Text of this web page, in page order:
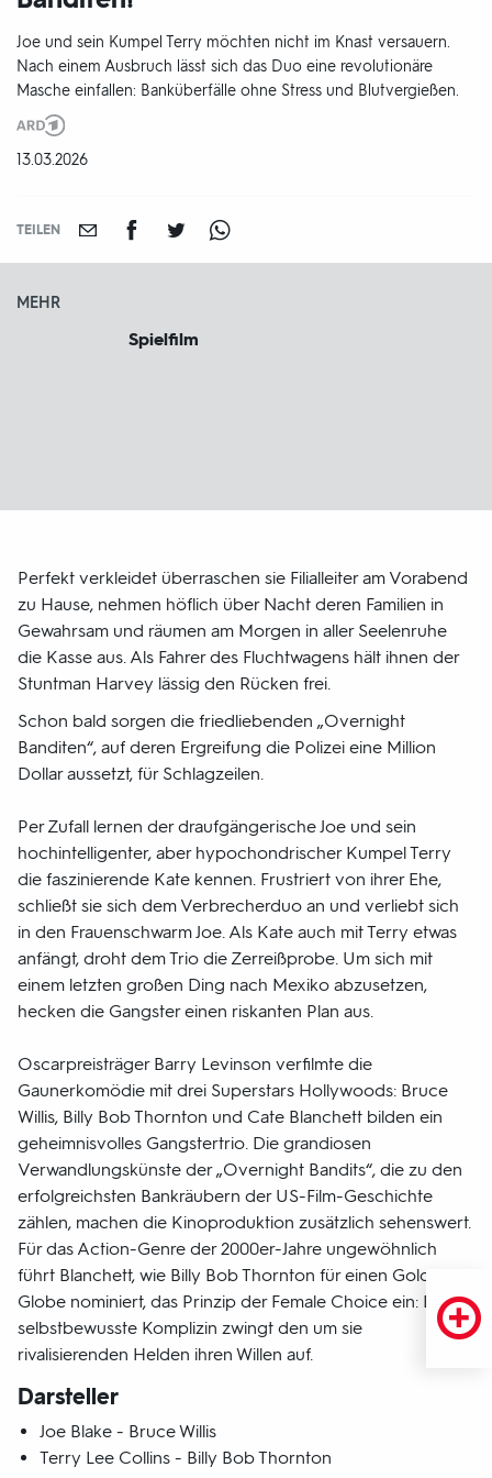
Joe und sein Kumpel Terry möchten nicht im Knast versauern.
Nach einem Ausbruch lässt sich das Duo eine revolutionäre
Masche einfallen: Banküberfälle ohne Stress und Blutvergießen.
Produktionsland
und
DATUM:
13.03.2026
TEILEN
MEHR
Spielfilm
Perfekt verkleidet überraschen sie Filialleiter am Vorabend
zu Hause, nehmen höflich über Nacht deren Familien in
Gewahrsam und räumen am Morgen in aller Seelenruhe
die Kasse aus. Als Fahrer des Fluchtwagens hält ihnen der
Stuntman Harvey lässig den Rücken frei.
Schon bald sorgen die friedliebenden „Overnight
Banditen“, auf deren Ergreifung die Polizei eine Million
Dollar aussetzt, für Schlagzeilen.
Per Zufall lernen der draufgängerische Joe und sein
hochintelligenter, aber hypochondrischer Kumpel Terry
die faszinierende Kate kennen. Frustriert von ihrer Ehe,
schließt sie sich dem Verbrecherduo an und verliebt sich
in den Frauenschwarm Joe. Als Kate auch mit Terry etwas
anfängt, droht dem Trio die Zerreißprobe. Um sich mit
einem letzten großen Ding nach Mexiko abzusetzen,
hecken die Gangster einen riskanten Plan aus.
Oscarpreisträger Barry Levinson verfilmte die
Gaunerkomödie mit drei Superstars Hollywoods: Bruce
Willis, Billy Bob Thornton und Cate Blanchett bilden ein
geheimnisvolles Gangstertrio. Die grandiosen
Verwandlungskünste der „Overnight Bandits“, die zu den
erfolgreichsten Bankräubern der US-Film-Geschichte
zählen, machen die Kinoproduktion zusätzlich sehenswert.
Für das Action-Genre der 2000er-Jahre ungewöhnlich
führt Blanchett, wie Billy Bob Thornton für einen Golden
Globe nominiert, das Prinzip der Female Choice ein: Die
selbstbewusste Komplizin zwingt den um sie
rivalisierenden Helden ihren Willen auf.
Darsteller
Joe Blake - Bruce Willis
Terry Lee Collins - Billy Bob Thornton